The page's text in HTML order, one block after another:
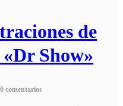
de
Show»
0 comentarios